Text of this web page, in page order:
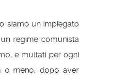
siamo un impiegato
regime comunista
e multati per ogni
o meno, dopo aver